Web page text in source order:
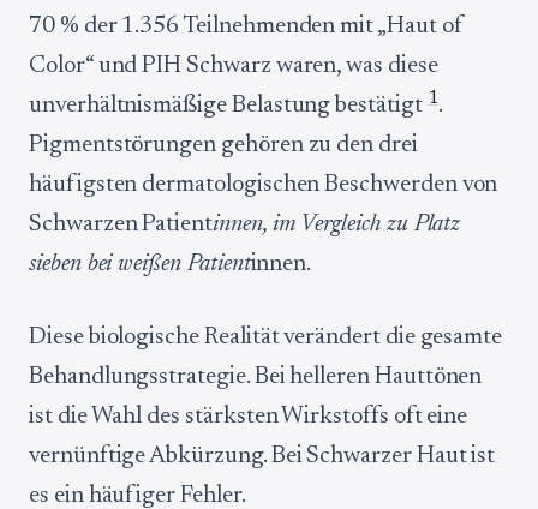
70 % der 1.356 Teilnehmenden mit „Haut of
Color“ und PIH Schwarz waren, was diese
unverhältnismäßige Belastung bestätigt 1.
Pigmentstörungen gehören zu den drei
häufigsten dermatologischen Beschwerden von
Schwarzen Patientinnen, im Vergleich zu Platz
sieben bei weißen Patientinnen.
Diese biologische Realität verändert die gesamte
Behandlungsstrategie. Bei helleren Hauttönen
ist die Wahl des stärksten Wirkstoffs oft eine
vernünftige Abkürzung. Bei Schwarzer Haut ist
es ein häufiger Fehler.